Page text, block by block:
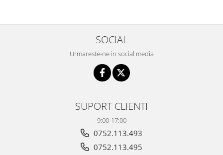
SOCIAL
Urmareste-ne in social media
SUPORT CLIENTI
9:00-17:00
0752.113.493
0752.113.495